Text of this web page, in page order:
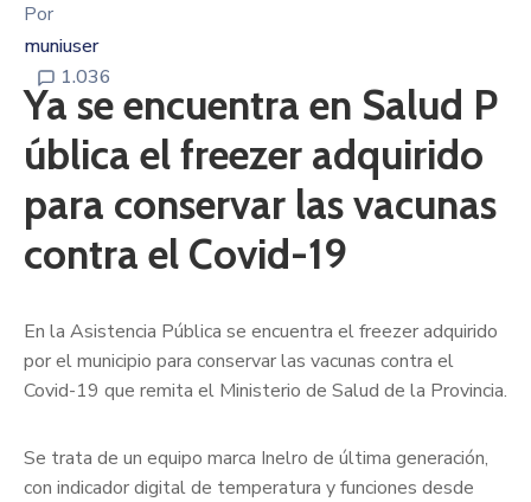
Por
muniuser
1.036
Ya se encuentra en Salud P
ública el freezer adquirido
para conservar las vacunas
contra el Covid-19
En la Asistencia Pública se encuentra el freezer adquirido
por el municipio para conservar las vacunas contra el
Covid-19 que remita el Ministerio de Salud de la Provincia.
Se trata de un equipo marca Inelro de última generación,
con indicador digital de temperatura y funciones desde